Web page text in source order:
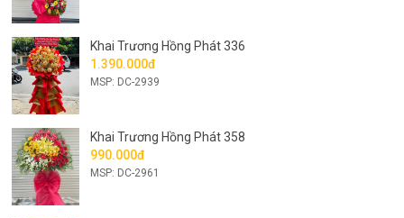
Khai Trương Hồng Phát 336
1.390.000đ
MSP: DC-2939
Khai Trương Hồng Phát 358
990.000đ
MSP: DC-2961